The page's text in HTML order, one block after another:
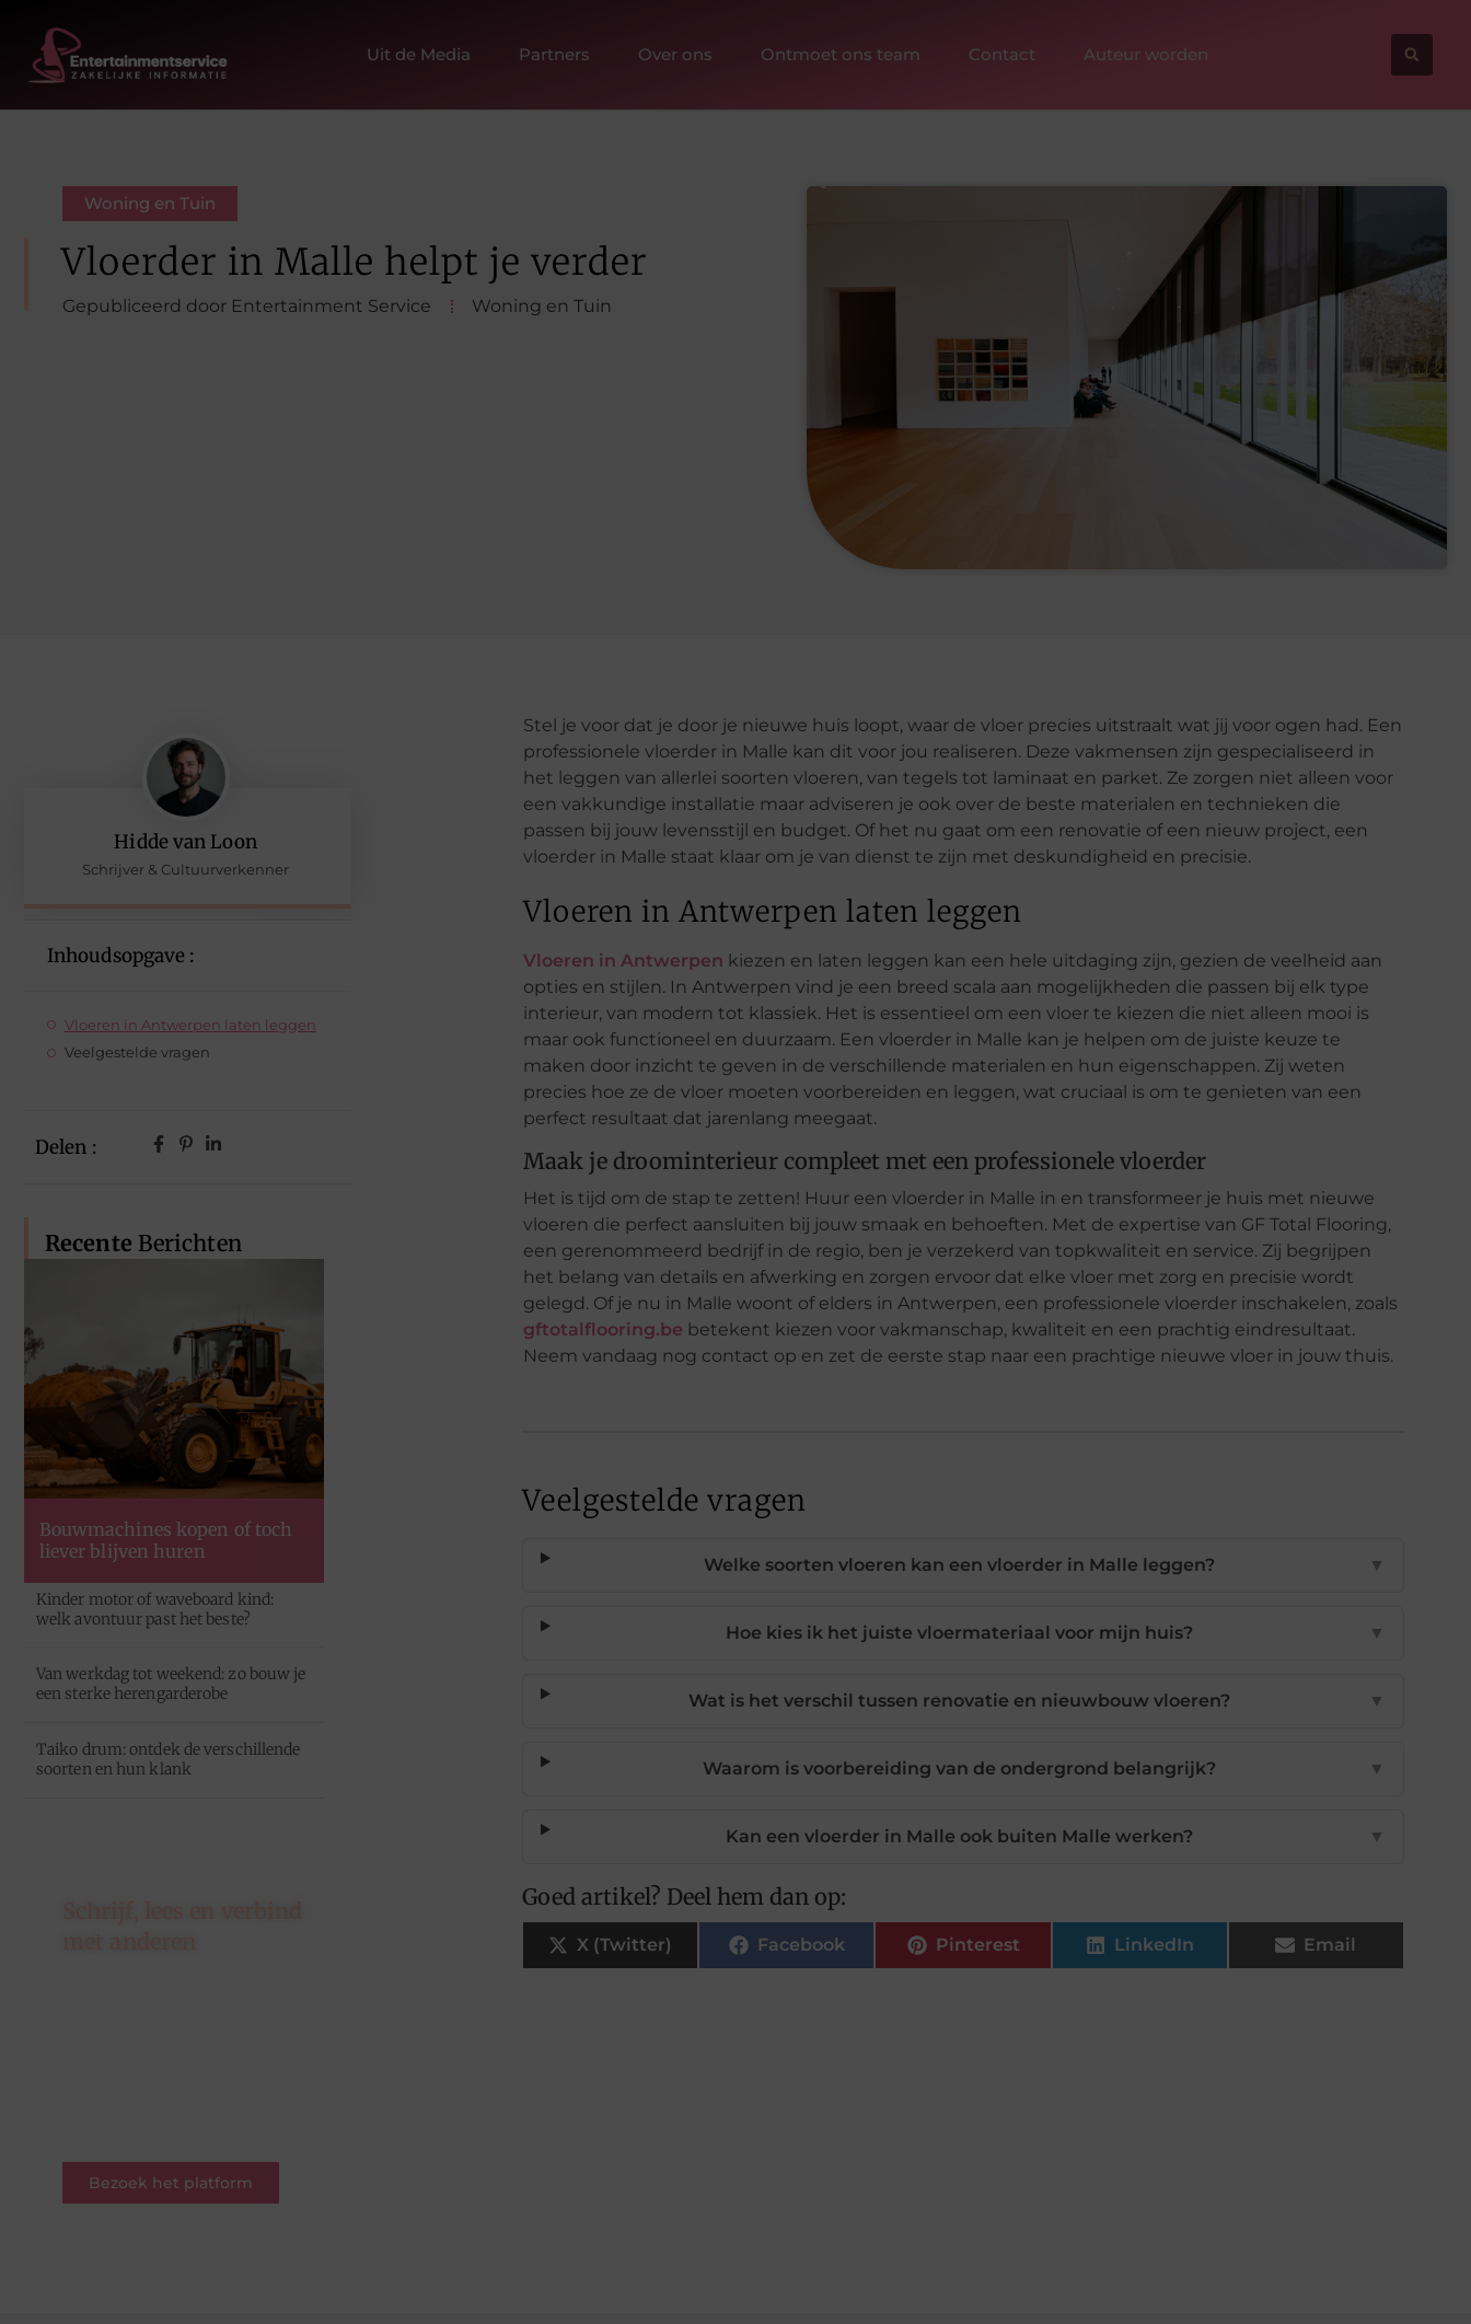
Uit de Media Partners Over ons Ontmoet ons team Contact Auteur worden
Woning en Tuin
Vloerder in Malle helpt je verder
Gepubliceerd door Entertainment Service Woning en Tuin
Hidde van Loon
Schrijver & Cultuurverkenner
Inhoudsopgave :
Vloeren in Antwerpen laten leggen
Veelgestelde vragen
Delen :
Recente Berichten
Bouwmachines kopen of toch
liever blijven huren
Kinder motor of waveboard kind:
welk avontuur past het beste?
Van werkdag tot weekend: zo bouw je
een sterke herengarderobe
Taiko drum: ontdek de verschillende
soorten en hun klank
Bezoek het platform
Stel je voor dat je door je nieuwe huis loopt, waar de vloer precies uitstraalt wat jij voor ogen had. Een
professionele vloerder in Malle kan dit voor jou realiseren. Deze vakmensen zijn gespecialiseerd in
het leggen van allerlei soorten vloeren, van tegels tot laminaat en parket. Ze zorgen niet alleen voor
een vakkundige installatie maar adviseren je ook over de beste materialen en technieken die
passen bij jouw levensstijl en budget. Of het nu gaat om een renovatie of een nieuw project, een
vloerder in Malle staat klaar om je van dienst te zijn met deskundigheid en precisie.
Vloeren in Antwerpen laten leggen
Vloeren in Antwerpen kiezen en laten leggen kan een hele uitdaging zijn, gezien de veelheid aan
opties en stijlen. In Antwerpen vind je een breed scala aan mogelijkheden die passen bij elk type
interieur, van modern tot klassiek. Het is essentieel om een vloer te kiezen die niet alleen mooi is
maar ook functioneel en duurzaam. Een vloerder in Malle kan je helpen om de juiste keuze te
maken door inzicht te geven in de verschillende materialen en hun eigenschappen. Zij weten
precies hoe ze de vloer moeten voorbereiden en leggen, wat cruciaal is om te genieten van een
perfect resultaat dat jarenlang meegaat.
Maak je droominterieur compleet met een professionele vloerder
Het is tijd om de stap te zetten! Huur een vloerder in Malle in en transformeer je huis met nieuwe
vloeren die perfect aansluiten bij jouw smaak en behoeften. Met de expertise van GF Total Flooring,
een gerenommeerd bedrijf in de regio, ben je verzekerd van topkwaliteit en service. Zij begrijpen
het belang van details en afwerking en zorgen ervoor dat elke vloer met zorg en precisie wordt
gelegd. Of je nu in Malle woont of elders in Antwerpen, een professionele vloerder inschakelen, zoals
gftotalflooring.be betekent kiezen voor vakmanschap, kwaliteit en een prachtig eindresultaat.
Neem vandaag nog contact op en zet de eerste stap naar een prachtige nieuwe vloer in jouw thuis.
Veelgestelde vragen
Welke soorten vloeren kan een vloerder in Malle leggen? ▼
Hoe kies ik het juiste vloermateriaal voor mijn huis? ▼
Wat is het verschil tussen renovatie en nieuwbouw vloeren? ▼
Waarom is voorbereiding van de ondergrond belangrijk? ▼
Kan een vloerder in Malle ook buiten Malle werken? ▼
Goed artikel? Deel hem dan op:
X (Twitter) Facebook Pinterest LinkedIn Email